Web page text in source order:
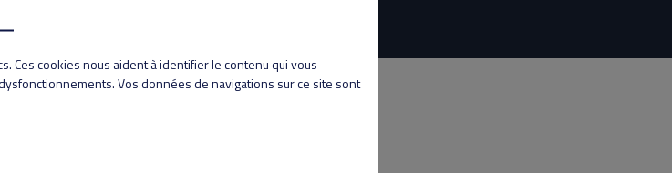
2020 Lyon Salvagny golf club
Ces cookies nous aident à identifier le contenu qui vous
Vos données de navigations sur ce site sont